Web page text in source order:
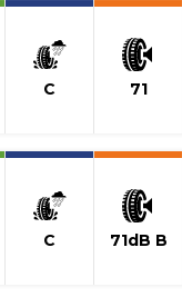
C 71
C 71dB B